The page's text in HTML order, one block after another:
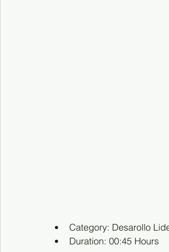
Category: Desarollo
Duration: 00:45 Hours